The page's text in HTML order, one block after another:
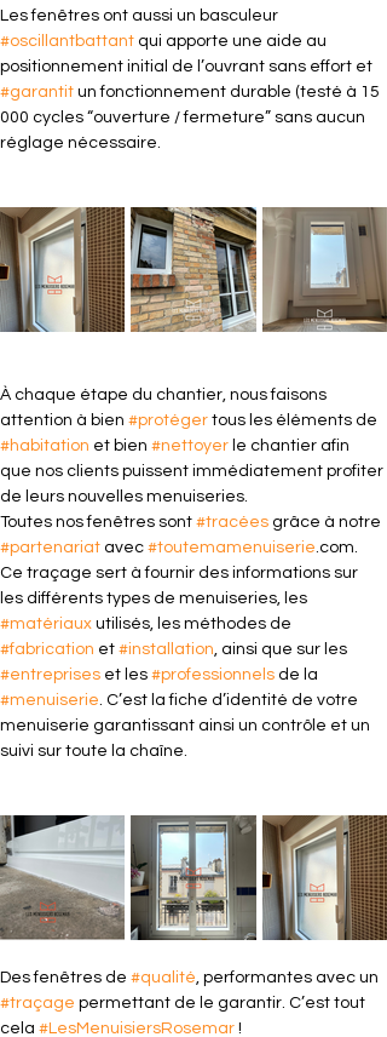
Les fenêtres ont aussi un basculeur
#oscillantbattant qui apporte une aide au
positionnement initial de l’ouvrant sans effort et
#garantit un fonctionnement durable (testé à 15
000 cycles “ouverture / fermeture” sans aucun
réglage nécessaire.
À chaque étape du chantier, nous faisons
attention à bien #protéger tous les éléments de
#habitation et bien #nettoyer le chantier afin
que nos clients puissent immédiatement profiter
de leurs nouvelles menuiseries.
Toutes nos fenêtres sont #tracées grâce à notre
#partenariat avec #toutemamenuiserie.com.
Ce traçage sert à fournir des informations sur
les différents types de menuiseries, les
#matériaux utilisés, les méthodes de
#fabrication et #installation, ainsi que sur les
#entreprises et les #professionnels de la
#menuiserie. C’est la fiche d’identité de votre
menuiserie garantissant ainsi un contrôle et un
suivi sur toute la chaîne.
Des fenêtres de #qualité, performantes avec un
#traçage permettant de le garantir. C’est tout
cela #LesMenuisiersRosemar !